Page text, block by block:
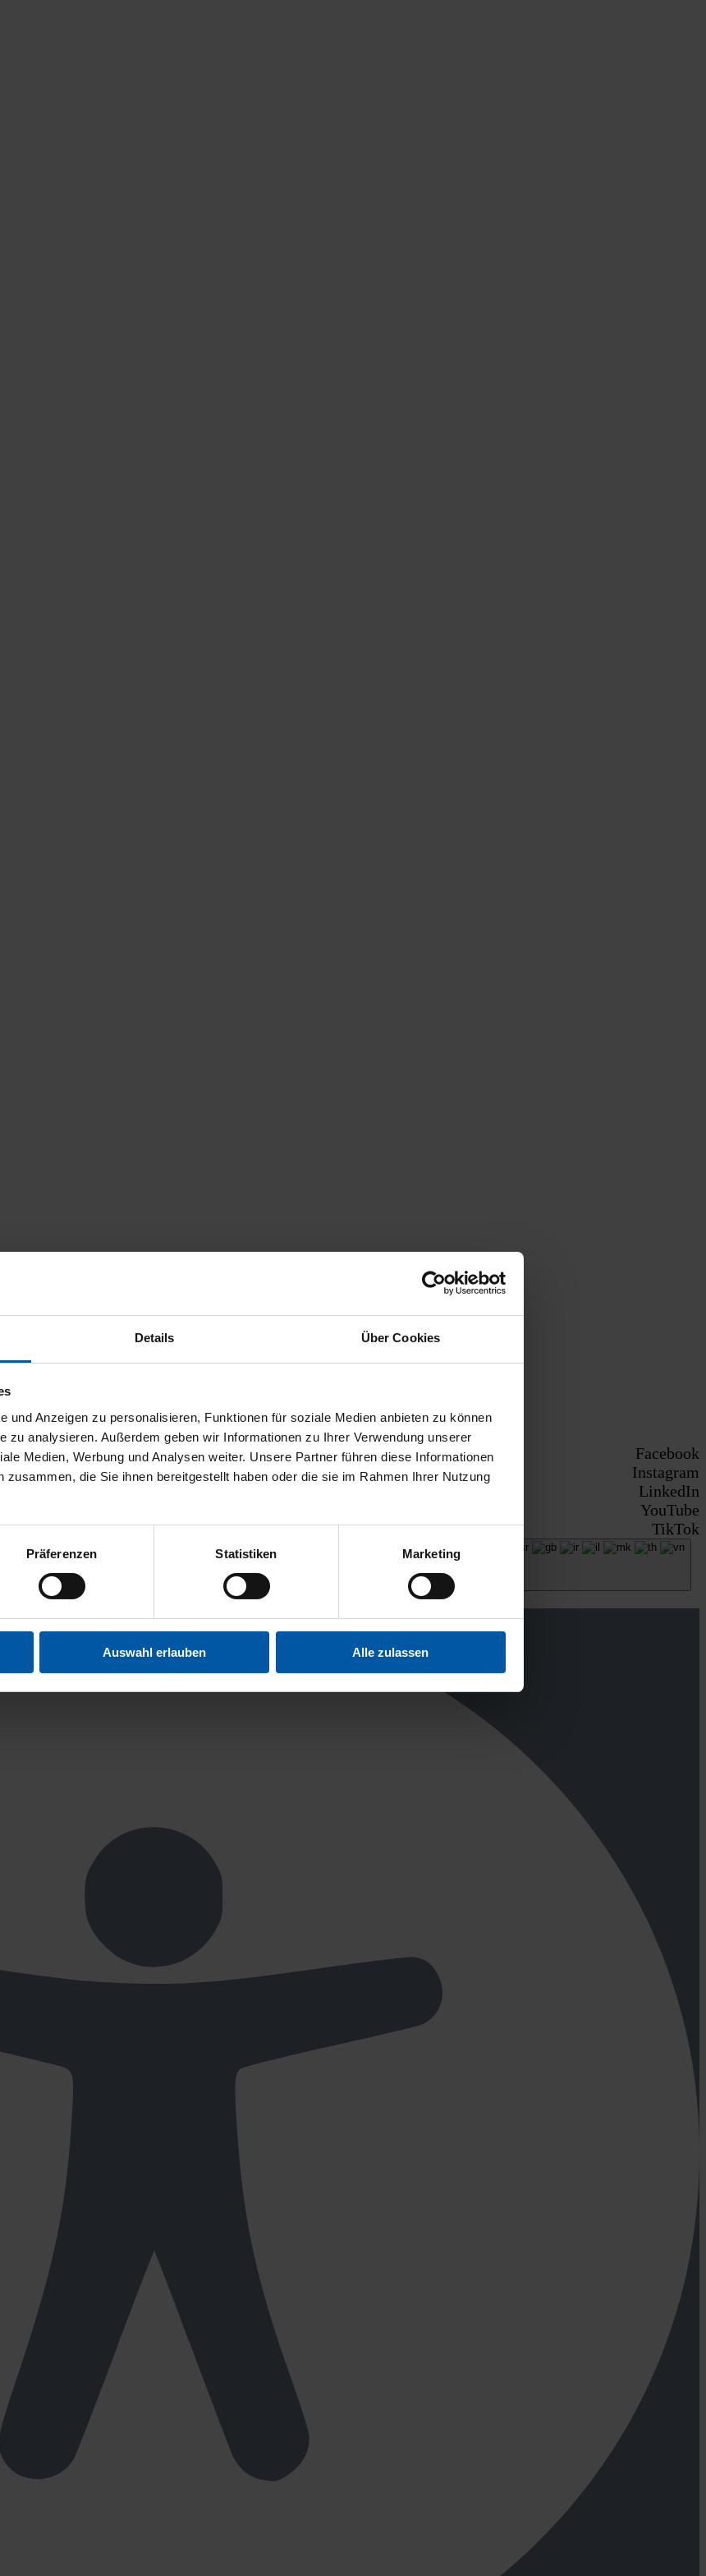
Details Über Cookies
und Anzeigen zu personalisieren, Funktionen für soziale Medien anbieten zu können
zu analysieren. Außerdem geben wir Informationen zu Ihrer Verwendung unserer
Medien, Werbung und Analysen weiter. Unsere Partner führen diese Informationen
zusammen, die Sie ihnen bereitgestellt haben oder die sie im Rahmen Ihrer Nutzung
Präferenzen Statistiken Marketing
Auswahl erlauben Alle zulassen
Facebook
Instagram
LinkedIn
YouTube
TikTok
Deutsch